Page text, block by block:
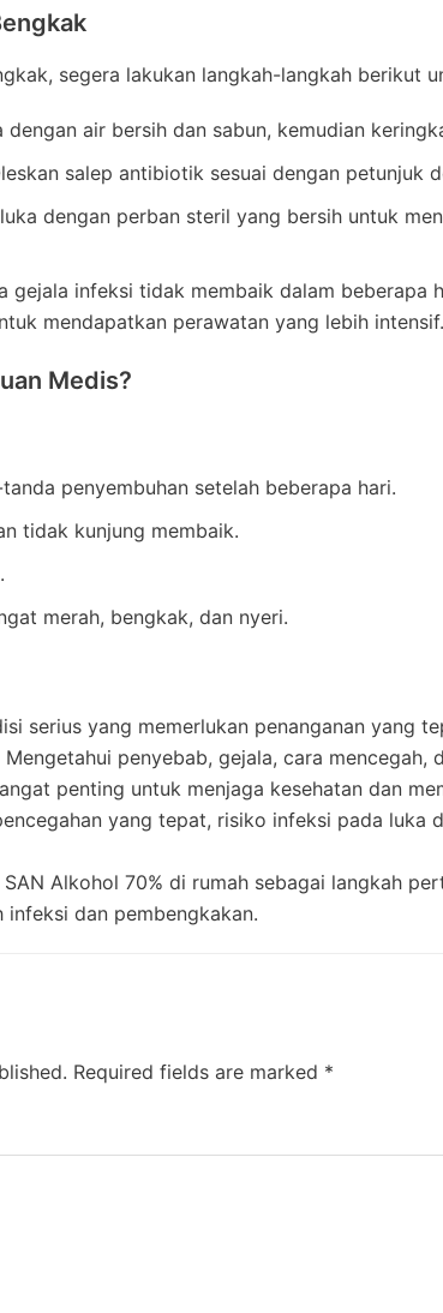
segera lakukan langkah-langkah berikut
dengan air bersih dan sabun, kemudian
salep antibiotik sesuai dengan petunjuk
dengan perban steril yang bersih untuk
gejala infeksi tidak membaik dalam beberapa
mendapatkan perawatan yang lebih intensif.
Medis?
penyembuhan setelah beberapa hari.
tidak kunjung membaik.
merah, bengkak, dan nyeri.
serius yang memerlukan penanganan yang
penyebab, gejala, cara mencegah,
penting untuk menjaga kesehatan dan
yang tepat, risiko infeksi pada luka
Alkohol 70% di rumah sebagai langkah
infeksi dan pembengkakan.
Required fields are marked *